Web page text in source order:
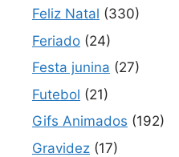
Feliz Natal (330)
Feriado (24)
Festa junina (27)
Futebol (21)
Gifs Animados (192)
Gravidez (17)